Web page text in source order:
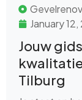
January
Jouw
Tilburg